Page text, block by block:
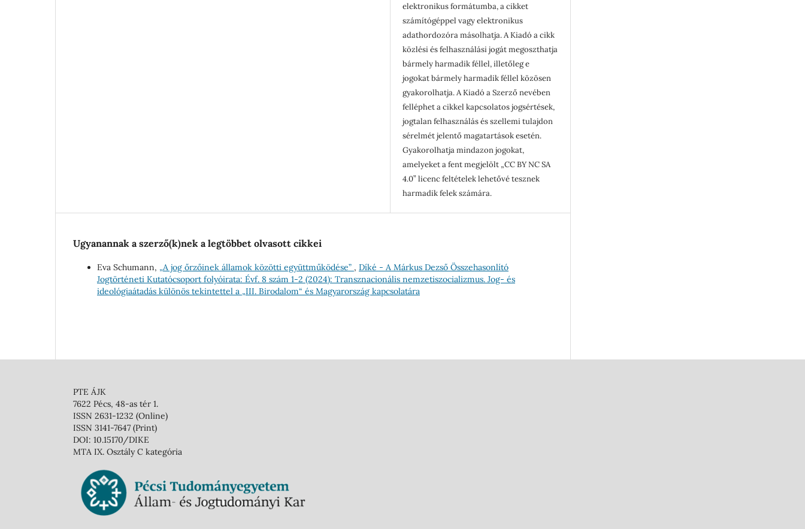
elektronikus formátumba, a cikket
számítógéppel vagy elektronikus
adathordozóra másolhatja. A Kiadó a cikk
közlési és felhasználási jogát megoszthatja
bármely harmadik féllel, illetőleg e
jogokat bármely harmadik féllel közösen
gyakorolhatja. A Kiadó a Szerző nevében
felléphet a cikkel kapcsolatos jogsértések,
jogtalan felhasználás és szellemi tulajdon
sérelmét jelentő magatartások esetén.
Gyakorolhatja mindazon jogokat,
amelyeket a fent megjelölt „CC BY NC SA
4.0” licenc feltételek lehetővé tesznek
harmadik felek számára.
Ugyanannak a szerző(k)nek a legtöbbet olvasott cikkei
Eva Schumann, „A jog őrzőinek államok közötti együttműködése” , Díké - A Márkus Dezső Összehasonlító
Jogtörténeti Kutatócsoport folyóirata: Évf. 8 szám 1-2 (2024): Transznacionális nemzetiszocializmus. Jog- és
ideológiaátadás különös tekintettel a „III. Birodalom“ és Magyarország kapcsolatára
PTE ÁJK
7622 Pécs, 48-as tér 1.
ISSN 2631-1232 (Online)
ISSN 3141-7647 (Print)
DOI: 10.15170/DIKE
MTA IX. Osztály C kategória